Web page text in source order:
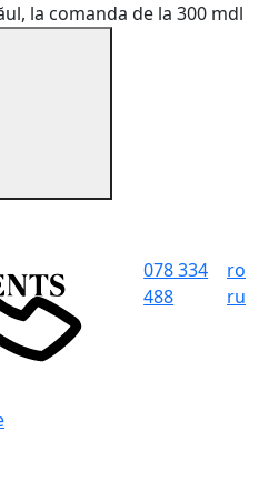
la comanda de la 300 mdl
078 334
488
ro
ru